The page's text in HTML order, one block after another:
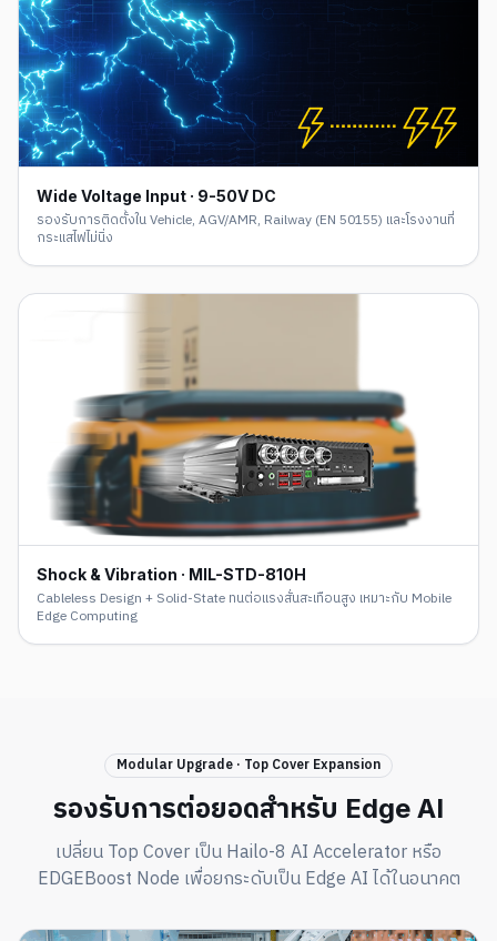
Wide Voltage Input · 9-50V DC
รองรับการติดตั้งใน Vehicle, AGV/AMR, Railway (EN 50155) และโรงงานที่
กระแสไฟไม่นิ่ง
Shock & Vibration · MIL-STD-810H
Cableless Design + Solid-State ทนต่อแรงสั่นสะเทือนสูง เหมาะกับ Mobile
Edge Computing
Modular Upgrade · Top Cover Expansion
รองรับการต่อยอดสำหรับ Edge AI
เปลี่ยน Top Cover เป็น Hailo-8 AI Accelerator หรือ
EDGEBoost Node เพื่อยกระดับเป็น Edge AI ได้ในอนาคต